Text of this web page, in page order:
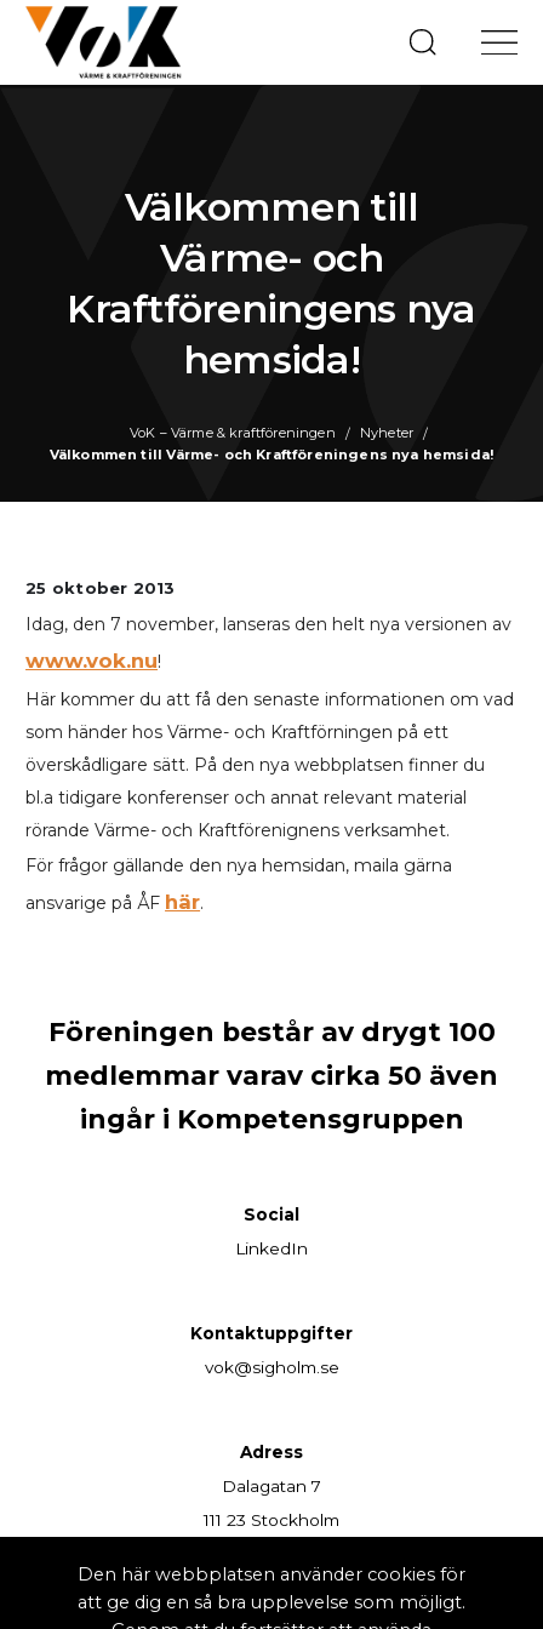
Välkommen till
Värme- och
Kraftföreningens nya
hemsida!
VoK – Värme & kraftföreningen
Nyheter
Välkommen till Värme- och Kraftföreningens nya hemsida!
25 oktober 2013
Idag, den 7 november, lanseras den helt nya versionen av
www.vok.nu!
Här kommer du att få den senaste informationen om vad
som händer hos Värme- och Kraftförningen på ett
överskådligare sätt. På den nya webbplatsen finner du
bl.a tidigare konferenser och annat relevant material
rörande Värme- och Kraftförenignens verksamhet.
För frågor gällande den nya hemsidan, maila gärna
ansvarige på ÅF här.
Föreningen består av drygt 100
medlemmar varav cirka 50 även
ingår i Kompetensgruppen
Social
LinkedIn
Kontaktuppgifter
vok@sigholm.se
Adress
Dalagatan 7
111 23 Stockholm
Den här webbplatsen använder cookies för
att ge dig en så bra upplevelse som möjligt.